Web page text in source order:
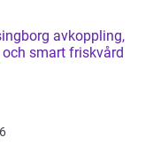
avkoppling,
smart friskvård